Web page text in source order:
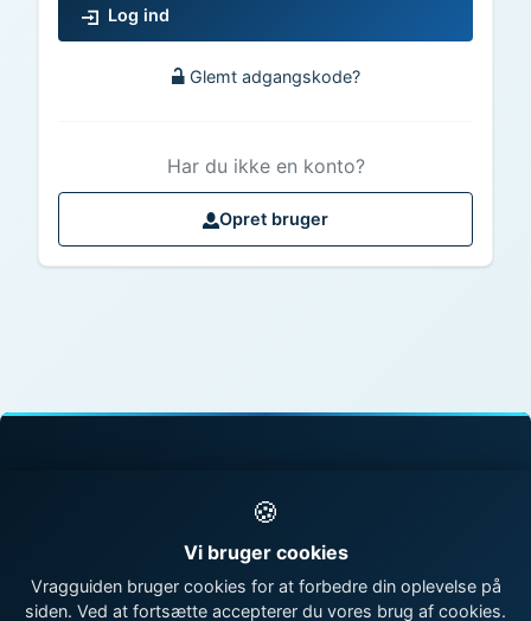
Log ind
Glemt adgangskode?
Har du ikke en konto?
Opret bruger
vragdatabase
| Om Vragguiden
🍪
Vi bruger cookies
Vragguiden bruger cookies for at forbedre din oplevelse på
siden. Ved at fortsætte accepterer du vores brug af cookies.